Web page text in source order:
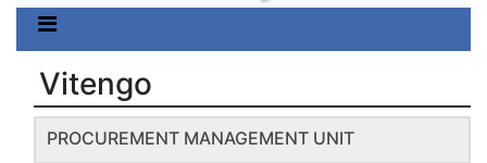
Vitengo
PROCUREMENT MANAGEMENT UNIT